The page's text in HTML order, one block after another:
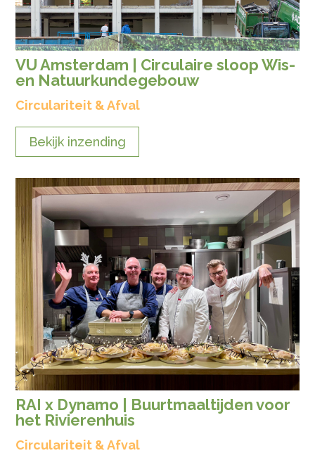
VU Amsterdam | Circulaire sloop Wis-
en Natuurkundegebouw
Circulariteit & Afval
Bekijk inzending
RAI x Dynamo | Buurtmaaltijden voor
het Rivierenhuis
Circulariteit & Afval